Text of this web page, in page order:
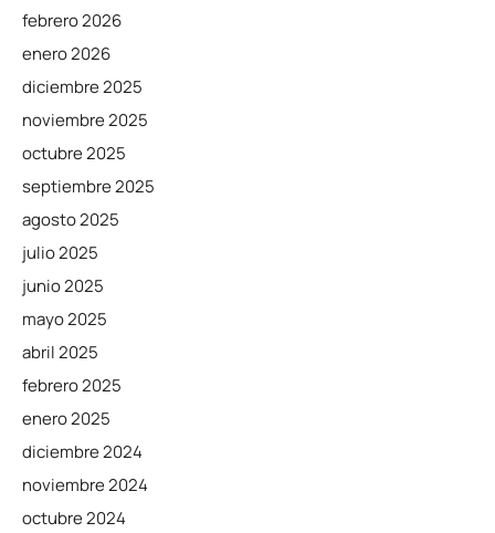
febrero 2026
enero 2026
diciembre 2025
noviembre 2025
octubre 2025
septiembre 2025
agosto 2025
julio 2025
junio 2025
mayo 2025
abril 2025
febrero 2025
enero 2025
diciembre 2024
noviembre 2024
octubre 2024